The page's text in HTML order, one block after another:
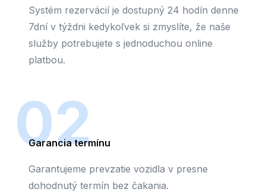
Systém rezervácií je dostupný 24 hodín denne
7dní v týždni kedykoľvek si zmyslíte, že naše
služby potrebujete s jednoduchou online
platbou.
02
Garancia termínu
Garantujeme prevzatie vozidla v presne
dohodnutý termín bez čakania.